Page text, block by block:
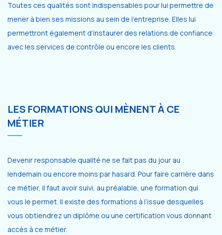
Toutes ces qualités sont indispensables pour lui permettre de
mener à bien ses missions au sein de l’entreprise. Elles lui
permettront également d’instaurer des relations de confiance
avec les services de contrôle ou encore les clients.
LES FORMATIONS QUI MÈNENT À CE
MÉTIER
Devenir responsable qualité ne se fait pas du jour au
lendemain ou encore moins par hasard. Pour faire carrière dans
ce métier, il faut avoir suivi, au préalable, une formation qui
vous le permet. Il existe des formations à l’issue desquelles
vous obtiendrez un diplôme ou une certification vous donnant
accès à ce métier.